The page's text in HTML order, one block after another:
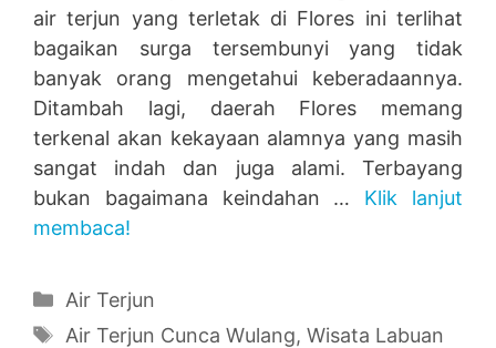
air terjun yang terletak di Flores ini terlihat
bagaikan surga tersembunyi yang tidak
banyak orang mengetahui keberadaannya.
Ditambah lagi, daerah Flores memang
terkenal akan kekayaan alamnya yang masih
sangat indah dan juga alami. Terbayang
bukan bagaimana keindahan … Klik lanjut
membaca!
Categories
Air Terjun
Tags
Air Terjun Cunca Wulang, Wisata Labuan